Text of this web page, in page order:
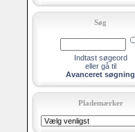
Søg
Indtast søgeord
eller gå til
Avanceret søgning
Plademærker